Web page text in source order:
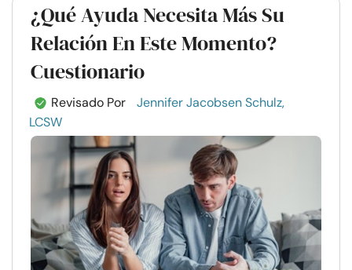
¿Qué Ayuda Necesita Más Su
Relación En Este Momento?
Cuestionario
Revisado Por
Jennifer Jacobsen Schulz,
LCSW